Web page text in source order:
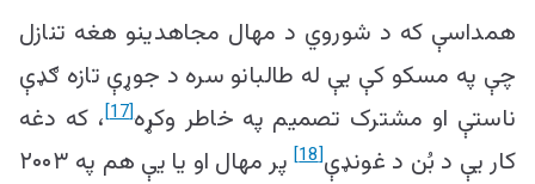
همداسې که د شوروي د مهال مجاهدینو هغه تنازل
چې په مسکو کې یې له طالبانو سره د جوړې تازه ګډې
ناستې او مشترک تصمیم په خاطر وکړه[17]
، که دغه
کار یې د بُن د غونډې[18]
پر مهال او یا يې هم په ۲۰۰۳